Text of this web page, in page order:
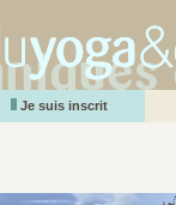
Je suis inscrit